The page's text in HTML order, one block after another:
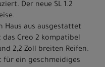
Der neue SL 1.2
Haus aus ausgestattet
das Creo 2 kompatibel
2,2 Zoll breiten Reifen.
für ein geschmeidiges